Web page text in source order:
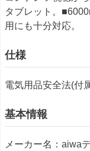
タブレット。
用にも十分対応。
仕様
電気用品安全法(付
基本情報
メーカー名：aiwa